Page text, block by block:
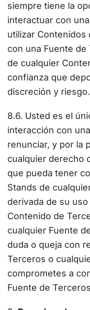
siempre tiene la
interactuar con
utilizar Contenidos
con una Fuente
de cualquier
confianza que
discreción y riesgo.
8.6. Usted es el
interacción con
renunciar, y por la
cualquier derecho
que pueda tener
Stands de
derivada de su
Contenido de
cualquier Fuente
duda o queja con
Terceros o
comprometes a
Fuente de